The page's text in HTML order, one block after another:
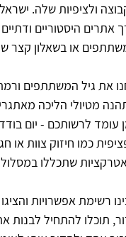
ולציפיות שלה.
אתרים היסטוריים
או בשאלון קצר
את גיל המשתתפים
מטיולי הליכה
עומד לרשותכם - יום
כמו חיזוק צוות
שתכללו
רשימת אפשרויות
תוכלו להתחיל לבנות